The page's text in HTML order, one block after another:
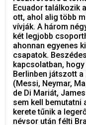
Ecuador találkozik
ott, ahol alig több
vívják. A három
két legjobb
ahonnan egyenes
csapatok.
kapcsolatban,
Berlinben játszott
(Messi, Neymar,
de Di Mariát,
sem kell bemutatni
kerete tűnik a
névsor után félti